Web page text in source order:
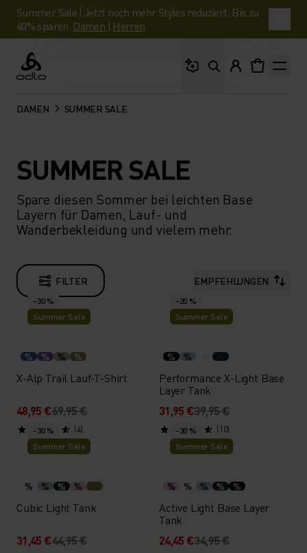
Summer Sale | Jetzt noch mehr Styles reduziert. Bis zu
40% sparen. Damen | Herren
Odlo
DAMEN SUMMER SALE
SUMMER SALE
Spare diesen Sommer bei leichten Base
Layern für Damen, Lauf- und
Wanderbekleidung und vielem mehr.
FILTER EMPFEHLUNGEN
-30 %
Summer Sale
% % % %
X-Alp Trail Lauf-T-Shirt
48,95 €69,95 €
(4)
-20 %
Summer Sale
% %
Performance X-Light Base
Layer Tank
31,95 €39,95 €
(10)
-30 %
Summer Sale
% % % %
Cubic Light Tank
31,45 €44,95 €
-30 %
Summer Sale
% % % % %
Active Light Base Layer
Tank
24,45 €34,95 €